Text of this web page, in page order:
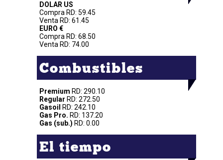
DOLAR US
Compra RD: 59.45
Venta RD: 61.45
EURO €
Compra RD: 68.50
Venta RD: 74.00
Combustibles
Premium RD: 290.10
Regular RD: 272.50
Gasoil
RD: 242.10
Gas Pro. RD: 137.20
Gas (sub.) RD: 0.00
El tiempo